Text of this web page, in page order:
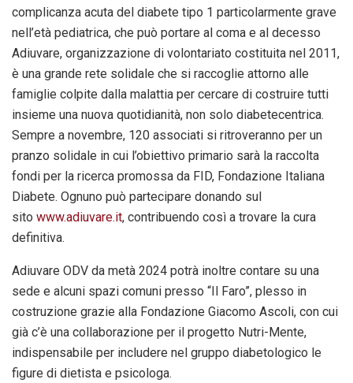
complicanza acuta del diabete tipo 1 particolarmente grave
nell’età pediatrica, che può portare al coma e al decesso
Adiuvare, organizzazione di volontariato costituita nel 2011,
è una grande rete solidale che si raccoglie attorno alle
famiglie colpite dalla malattia per cercare di costruire tutti
insieme una nuova quotidianità, non solo diabetecentrica.
Sempre a novembre, 120 associati si ritroveranno per un
pranzo solidale in cui l’obiettivo primario sarà la raccolta
fondi per la ricerca promossa da FID, Fondazione Italiana
Diabete. Ognuno può partecipare donando sul
sito www.adiuvare.it, contribuendo così a trovare la cura
definitiva.
Adiuvare ODV da metà 2024 potrà inoltre contare su una
sede e alcuni spazi comuni presso “Il Faro”, plesso in
costruzione grazie alla Fondazione Giacomo Ascoli, con cui
già c’è una collaborazione per il progetto Nutri-Mente,
indispensabile per includere nel gruppo diabetologico le
figure di dietista e psicologa.